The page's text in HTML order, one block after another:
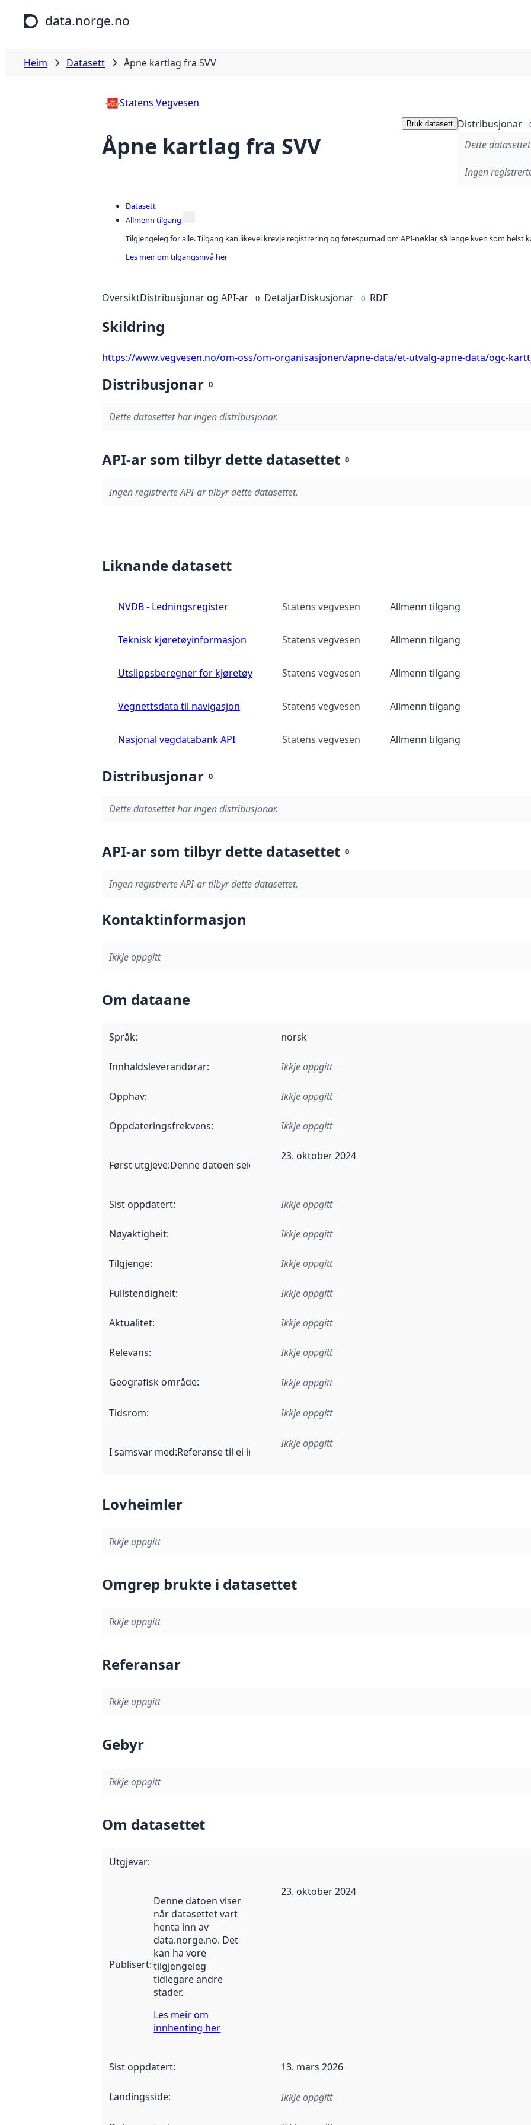
Hopp til hovudinnhald
data.norge.no
Heim Datasett Åpne kartlag fra SVV
Statens Vegvesen
Åpne kartlag fra SVV
Bruk datasett Distribusjonar
Dette
Ingen
Datasett
Allmenn tilgang
Tilgjengeleg for alle. Tilgang kan likevel krevje registrering og førespurnad om API-nøklar, så lenge kven som helst
Les meir om tilgangsnivå her
OversiktDistribusjonar og API-ar 0 DetaljarDiskusjonar 0 RDF
Skildring
https://www.vegvesen.no/om-oss/om-organisasjonen/apne-data/et-utvalg-apne-data/ogc-
Distribusjonar 0
Dette datasettet har ingen distribusjonar.
API-ar som tilbyr dette datasettet 0
Ingen registrerte API-ar tilbyr dette datasettet.
Liknande datasett
NVDB - Ledningsregister Statens vegvesen Allmenn tilgang
Teknisk kjøretøyinformasjon Statens vegvesen Allmenn tilgang
Utslippsberegner for kjøretøy Statens vegvesen Allmenn tilgang
Vegnettsdata til navigasjon Statens vegvesen Allmenn tilgang
Nasjonal vegdatabank API Statens vegvesen Allmenn tilgang
Distribusjonar 0
Dette datasettet har ingen distribusjonar.
API-ar som tilbyr dette datasettet 0
Ingen registrerte API-ar tilbyr dette datasettet.
Kontaktinformasjon
Ikkje oppgitt
Om dataane
Språk: norsk
Innhaldsleverandørar: Ikkje oppgitt
Opphav: Ikkje oppgitt
Oppdateringsfrekvens: Ikkje oppgitt
Først utgjeve:Denne datoen seier når dataa i dette datasettet først blei utgitt. Det kan ha
23. oktober 2024
Sist oppdatert: Ikkje oppgitt
Nøyaktigheit: Ikkje oppgitt
Tilgjenge: Ikkje oppgitt
Fullstendigheit: Ikkje oppgitt
Aktualitet: Ikkje oppgitt
Relevans: Ikkje oppgitt
Geografisk område: Ikkje oppgitt
Tidsrom: Ikkje oppgitt
I samsvar med:Referanse til ei implementeringsregel eller anna spesifikasjon som ligg til
Ikkje oppgitt
Lovheimler
Ikkje oppgitt
Omgrep brukte i datasettet
Ikkje oppgitt
Referansar
Ikkje oppgitt
Gebyr
Ikkje oppgitt
Om datasettet
Utgjevar:
Publisert:
Denne datoen viser
når datasettet vart
henta inn av
data.norge.no. Det
kan ha vore
tilgjengeleg
tidlegare andre
stader.
Les meir om
innhenting her
23. oktober 2024
Sist oppdatert: 13. mars 2026
Landingsside: Ikkje oppgitt